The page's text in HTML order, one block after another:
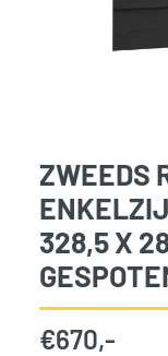
ZWEEDS
328,5 X
€670,-